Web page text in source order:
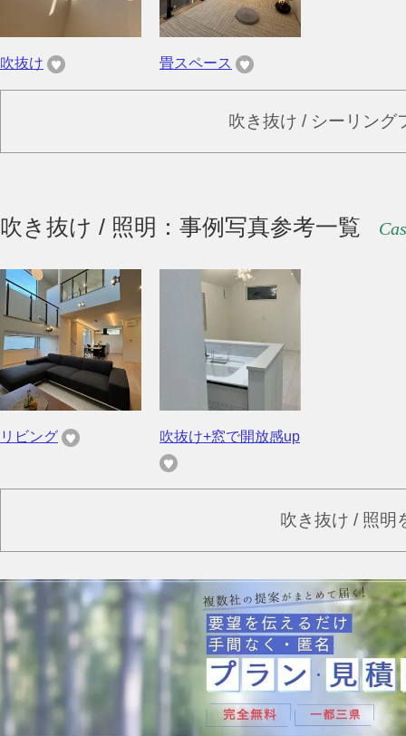
吹抜け 畳スペース
吹き抜け / シーリング
吹き抜け / 照明：事例写真参考一覧
リビング 吹抜け+窓で開放感up
吹き抜け / 照明